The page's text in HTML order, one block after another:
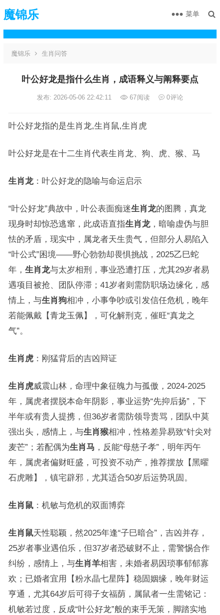
魔锦乐 菜单
魔锦乐 生肖问答
叶公好龙是指什么生肖，成语释义与阐释要点
发布: 2026-05-06 22:42:11 67阅读 0评论
叶公好龙指的是生肖龙,生肖鼠,生肖虎
叶公好龙是在十二生肖代表生肖龙、狗、虎、猴、马
生肖龙：叶公好龙的隐喻与命运启示
“叶公好龙”典故中，叶公表面痴迷生肖龙的图腾，真龙
现身时却惊恐逃窜，此成语直指生肖龙，暗喻虚伪与胆
怯的矛盾，现实中，属龙者天生贵气，但部分人易陷入
“叶公式”困境——野心勃勃却畏惧挑战，2025乙巳蛇
年， 生肖龙与太岁相刑，事业恐遭打压，尤其29岁者易
遇项目被抢、团队停滞；41岁者则需防职场边缘化，感
情上，与生肖狗相冲，小事争吵或引发信任危机，晚年
若能佩戴【青龙玉佩】，可化解刑克，催旺“真龙之
气”。
生肖虎：刚猛背后的吉凶辩证
生肖虎威震山林，命理中象征魄力与孤傲，2024-2025
年，属虎者摆脱本命年阴影，事业运势“先抑后扬”，下
半年或有贵人提携，但36岁者需防领导责骂，团队中莫
强出头，感情上，与生肖猴相冲，性格差异易致“针尖对
麦芒”；若配偶为生肖马 ，反能“母慈子孝”，明年丙午
年，属虎者偏财旺盛，可投资不动产，推荐摆放【黑曜
石虎雕】，镇宅辟邪，尤其适合50岁后运势巩固。
生肖鼠：机敏与危机的双面博弈
生肖鼠天性聪颖，然2025年逢“子巳暗合”，吉凶并存，
25岁者事业遇伯乐，但37岁者恐破财不止，需警惕合作
纠纷，感情上，与生肖羊相害，未婚者易因琐事郁郁寡
欢；已婚者宜用【粉水晶七星阵】稳固姻缘，晚年财运
亨通，尤其64岁后可得子女福荫，属鼠者一生需铭记：
机敏若过度，反成“叶公好龙”般的束手无策，脚踏实地